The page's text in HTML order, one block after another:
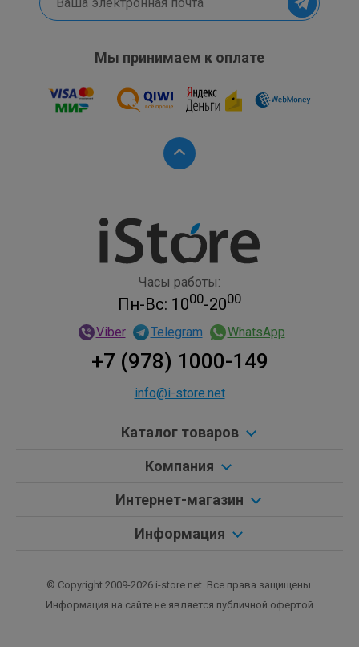
Мы принимаем к оплате
Часы работы:
Пн-Вс: 1000-2000
Viber Telegram WhatsApp
+7 (978) 1000-149
info@i-store.net
Каталог товаров
Компания
Интернет-магазин
Информация
© Copyright 2009-2026 i-store.net. Все права защищены.
Информация на сайте не является публичной офертой